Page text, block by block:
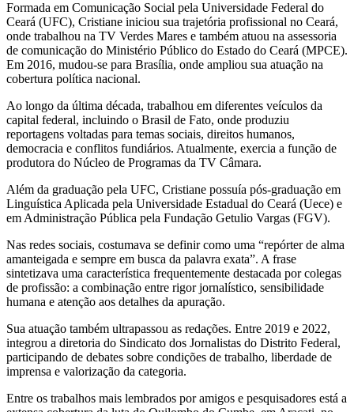
Formada em Comunicação Social pela Universidade Federal do
Ceará (UFC), Cristiane iniciou sua trajetória profissional no Ceará,
onde trabalhou na TV Verdes Mares e também atuou na assessoria
de comunicação do Ministério Público do Estado do Ceará (MPCE).
Em 2016, mudou-se para Brasília, onde ampliou sua atuação na
cobertura política nacional.
Ao longo da última década, trabalhou em diferentes veículos da
capital federal, incluindo o Brasil de Fato, onde produziu
reportagens voltadas para temas sociais, direitos humanos,
democracia e conflitos fundiários. Atualmente, exercia a função de
produtora do Núcleo de Programas da TV Câmara.
Além da graduação pela UFC, Cristiane possuía pós-graduação em
Linguística Aplicada pela Universidade Estadual do Ceará (Uece) e
em Administração Pública pela Fundação Getulio Vargas (FGV).
Nas redes sociais, costumava se definir como uma “repórter de alma
amanteigada e sempre em busca da palavra exata”. A frase
sintetizava uma característica frequentemente destacada por colegas
de profissão: a combinação entre rigor jornalístico, sensibilidade
humana e atenção aos detalhes da apuração.
Sua atuação também ultrapassou as redações. Entre 2019 e 2022,
integrou a diretoria do Sindicato dos Jornalistas do Distrito Federal,
participando de debates sobre condições de trabalho, liberdade de
imprensa e valorização da categoria.
Entre os trabalhos mais lembrados por amigos e pesquisadores está a